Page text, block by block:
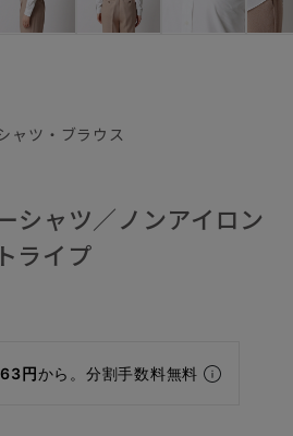
ャツ・ブラウス
シャツ／ノンアイロン
ライプ
円から。分割手数料無料